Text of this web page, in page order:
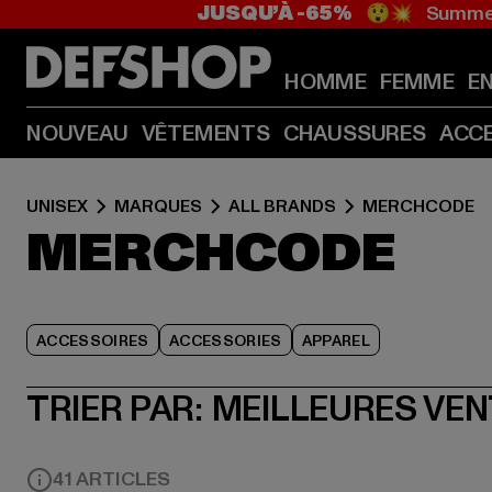
JUSQU’À -65% 😲💥
HOMME FEMME
NOUVEAU VÊTEMENTS CHAUSSURES
UNISEX MARQUES ALL BRANDS MERCHCODE
MERCHCODE
ACCESSOIRES ACCESSORIES APPAREL
TRIER PAR: MEILLEURES
41 ARTICLES